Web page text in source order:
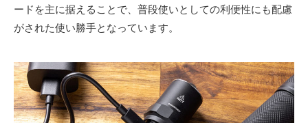
ードを主に据えることで、普段使いとしての利便性にも配慮
がされた使い勝手となっています。